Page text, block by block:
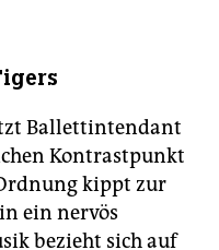
Ballettintendant
Kontrastpunkt
kippt zur
ein nervös
bezieht sich auf